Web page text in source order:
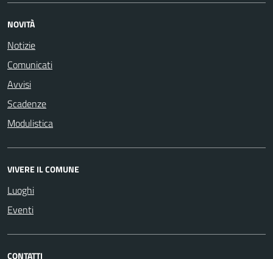
NOVITÀ
Notizie
Comunicati
Avvisi
Scadenze
Modulistica
VIVERE IL COMUNE
Luoghi
Eventi
CONTATTI